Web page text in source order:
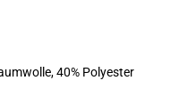
40% Polyester